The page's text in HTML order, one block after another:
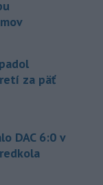
za päť
DAC 6:0 v